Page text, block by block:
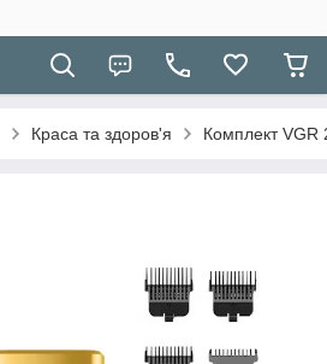
Краса та здоров'я Комплект VGR